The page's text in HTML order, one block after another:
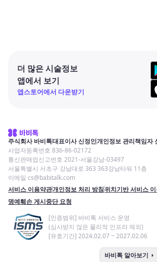
더 많은 시술정보
앱에서 보기
앱스토어에서 다운받기
주식회사 바비톡대표이사 신정인개인정보 관리책임자
사업자등록번호 836-86-02172
통신판매업신고번호 2021-서울강남-03497
서울특별시 서초구 강남대로 363 363강남타워 11층
이메일 cs@babitalk.com
서비스 이용약관개인정보 처리 방침위치기반 서비스
명예훼손 게시중단 요청
[인증범위] 바비톡 서비스 운영
(심사받지 않은 물리적 인프라 제외)
[유효기간] 2024.02.07 ~ 2027.02.06
바비톡 알아보기 arrow_right